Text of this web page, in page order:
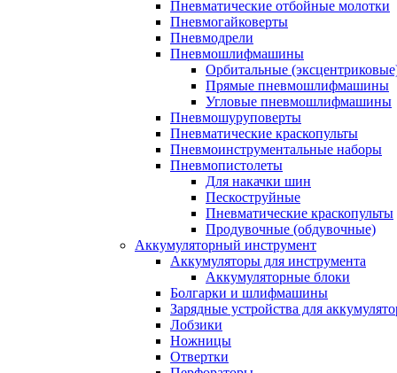
Пневматические отбойные молотки
Пневмогайковерты
Пневмодрели
Пневмошлифмашины
Орбитальные
Прямые пневмошлифмашины
Угловые пневмошлифмашины
Пневмошуруповерты
Пневматические краскопульты
Пневмоинструментальные наборы
Пневмопистолеты
Для накачки шин
Пескоструйные
Пневматические краскопульты
Продувочные (обдувочные)
Аккумуляторный инструмент
Аккумуляторы для инструмента
Аккумуляторные блоки
Болгарки и шлифмашины
Зарядные устройства для
Лобзики
Ножницы
Отвертки